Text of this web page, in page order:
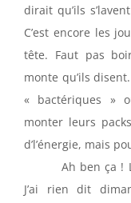
dirait qu’ils
C’est encore les
tête. Faut pas
monte qu’ils
« bactériques »
monter leurs
d’l’énergie, mais
Ah ben ça !
J’ai rien dit